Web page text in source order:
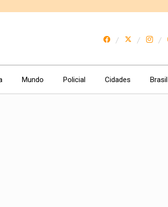
Mundo Policial Cidades Brasil